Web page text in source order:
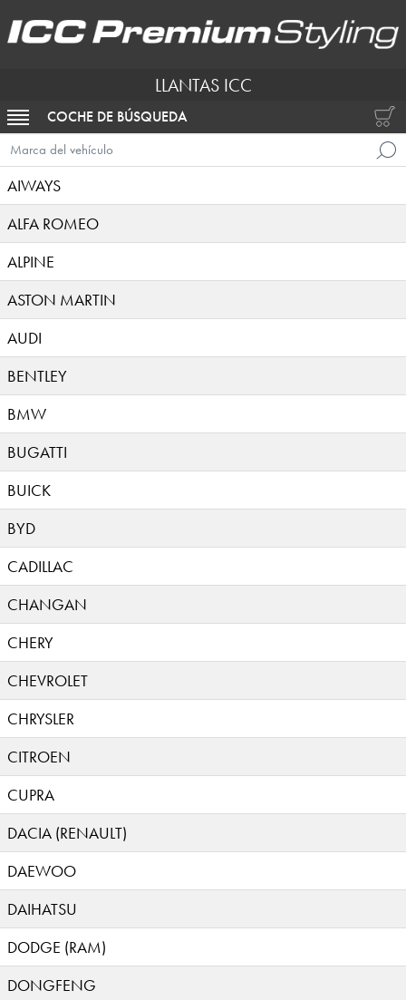
LLANTAS ICC
ACTIVAR NAVEGACIÓN
COCHE DE BÚSQUEDA
Marca del vehículo
AIWAYS
ALFA ROMEO
ALPINE
ASTON MARTIN
AUDI
BENTLEY
BMW
BUGATTI
BUICK
BYD
CADILLAC
CHANGAN
CHERY
CHEVROLET
CHRYSLER
CITROEN
CUPRA
DACIA (RENAULT)
DAEWOO
DAIHATSU
DODGE (RAM)
DONGFENG